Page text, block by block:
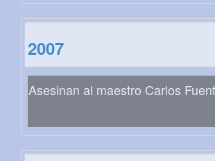
2007
Asesinan al maestro Carlos